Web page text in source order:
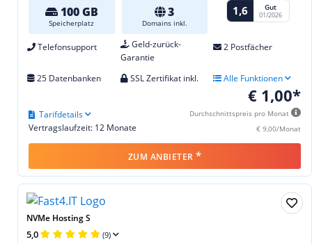
100 GB
Speicherplatz
3
Domains inkl.
1,6 Gut
01/2026
Telefonsupport
Geld-zurück-
Garantie
2 Postfächer
25 Datenbanken SSL Zertifikat inkl. Alle Funktionen
€ 1,00*
Durchschnittspreis pro Monat
€ 9,00/Monat
Vertragslaufzeit: 12 Monate
Tarifdetails
ZUM ANBIETER *
NVMe Hosting S
5,0 (9)